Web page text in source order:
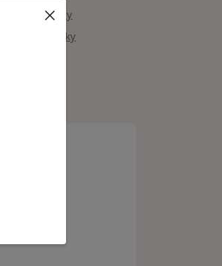
Společenské hry
Motorické hračky